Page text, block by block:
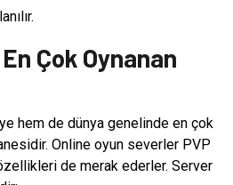
Çok Oynanan
hem de dünya genelinde en çok
Online oyun severler PVP
de merak ederler. Server